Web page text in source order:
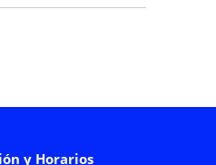
y Horarios